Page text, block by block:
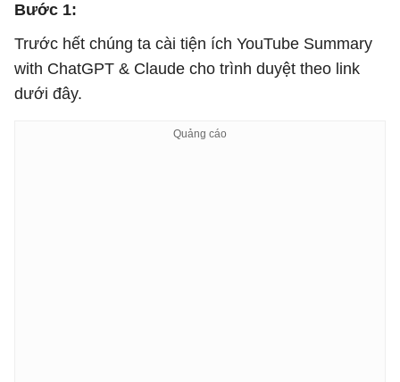
Bước 1:
Trước hết chúng ta cài tiện ích YouTube Summary
with ChatGPT & Claude cho trình duyệt theo link
dưới đây.